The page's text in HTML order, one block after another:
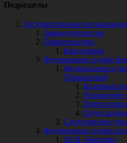
Подразделы
Государственные организации
Законодательство
Правительство
Канцелярия
Федеральная служба
Федеральная
(Приватный)
Кадровые
Управление
Центр
Отдел
Следственное
Федеральная служба
ОСН «Берсерк»